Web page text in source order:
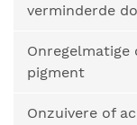
verminderde
pigment
Onzuivere of